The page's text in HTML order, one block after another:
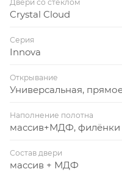
Двери со стеклом
Crystal Cloud
Серия
Innova
Открывание
Универсальная,
Наполнение полотна
массив+МДФ,
Состав двери
массив + МДФ